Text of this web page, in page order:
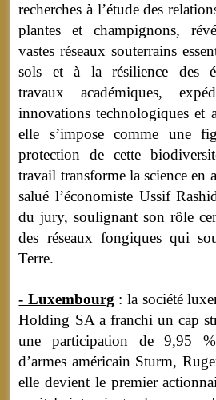
recherches à l’étude des
plantes et champignons,
vastes réseaux souterrains
sols et à la résilience des
travaux académiques,
innovations technologiques et
elle s’impose comme une
protection de cette
travail transforme la science en
salué l’économiste Ussif
du jury, soulignant son rôle
des réseaux fongiques qui
Terre.
- Luxembourg: la société
Holding SA a franchi un cap
une participation de 9,95
d’armes américain Sturm,
elle devient le premier